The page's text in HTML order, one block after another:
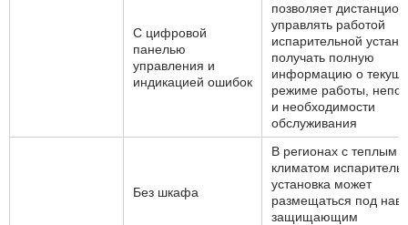
С цифровой
панелью
управления и
индикацией ошибок
позволяет
управлять работой
испарительной
получать полную
информацию о
режиме работы,
и необходимости
обслуживания
Без шкафа
В регионах с теплым
климатом
установка может
размещаться под
защищающим